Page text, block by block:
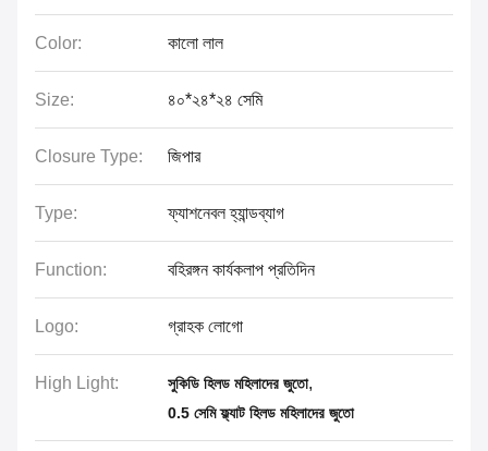
Color: কালো লাল
Size: ৪০*২৪*২৪ সেমি
Closure Type: জিপার
Type: ফ্যাশনেবল হ্যান্ডব্যাগ
Function: বহিরঙ্গন কার্যকলাপ প্রতিদিন
Logo: গ্রাহক লোগো
High Light: সুকিডি হিলড মহিলাদের জুতো,
0.5 সেমি ফ্ল্যাট হিলড মহিলাদের জুতো